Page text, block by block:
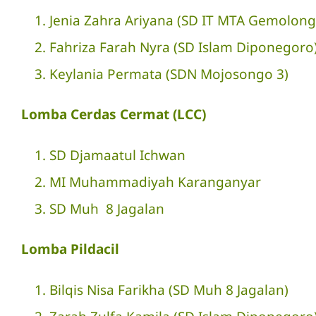
Jenia Zahra Ariyana (SD IT MTA Gemolong
Fahriza Farah Nyra (SD Islam Diponegoro
Keylania Permata (SDN Mojosongo 3)
Lomba Cerdas Cermat (LCC)
SD Djamaatul Ichwan
MI Muhammadiyah Karanganyar
SD Muh 8 Jagalan
Lomba Pildacil
Bilqis Nisa Farikha (SD Muh 8 Jagalan)